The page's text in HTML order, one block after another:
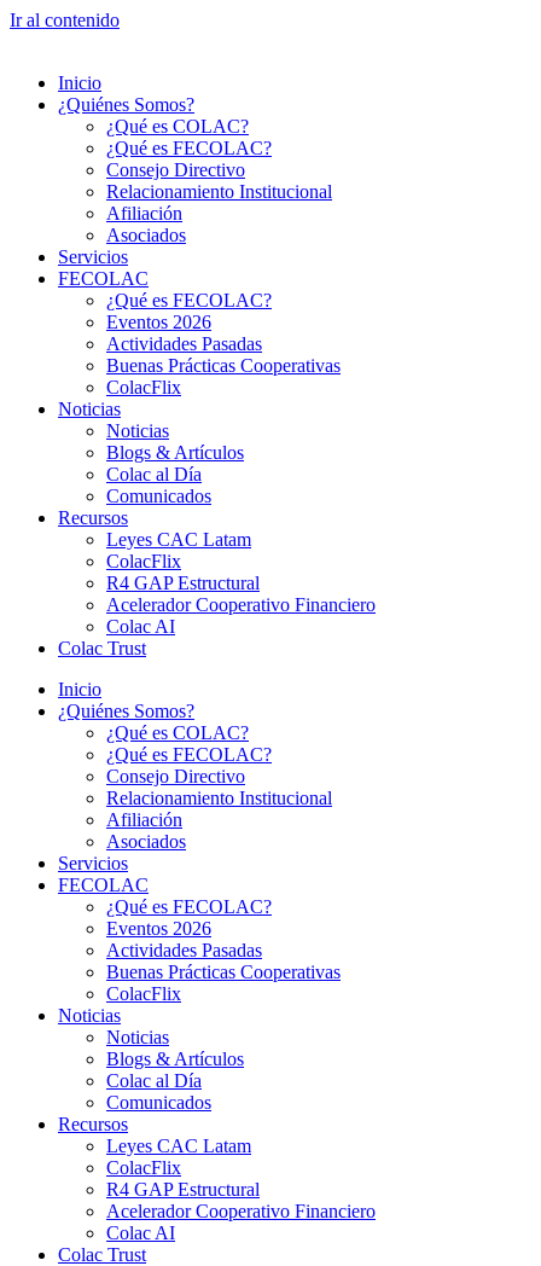
Ir al contenido
Inicio
¿Quiénes Somos?
¿Qué es COLAC?
¿Qué es FECOLAC?
Consejo Directivo
Relacionamiento Institucional
Afiliación
Asociados
Servicios
FECOLAC
¿Qué es FECOLAC?
Eventos 2026
Actividades Pasadas
Buenas Prácticas Cooperativas
ColacFlix
Noticias
Noticias
Blogs & Artículos
Colac al Día
Comunicados
Recursos
Leyes CAC Latam
ColacFlix
R4 GAP Estructural
Acelerador Cooperativo Financiero
Colac AI
Colac Trust
Inicio
¿Quiénes Somos?
¿Qué es COLAC?
¿Qué es FECOLAC?
Consejo Directivo
Relacionamiento Institucional
Afiliación
Asociados
Servicios
FECOLAC
¿Qué es FECOLAC?
Eventos 2026
Actividades Pasadas
Buenas Prácticas Cooperativas
ColacFlix
Noticias
Noticias
Blogs & Artículos
Colac al Día
Comunicados
Recursos
Leyes CAC Latam
ColacFlix
R4 GAP Estructural
Acelerador Cooperativo Financiero
Colac AI
Colac Trust